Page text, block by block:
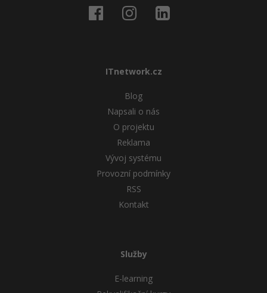
ITnetwork.cz
Blog
Napsali o nás
O projektu
Reklama
Vývoj systému
Provozní podmínky
RSS
Kontakt
Služby
E-learning